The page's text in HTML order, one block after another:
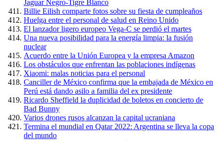
Jaguar Negro-Tigre Blanco
Billie Eilish comparte fotos sobre su fiesta de cumpleaños
Huelga entre el personal de salud en Reino Unido
El lanzador ligero europeo Vega-C se perdió el martes
Una nueva posibilidad para la energía limpia: la fusión
nuclear
Acuerdo entre la Unión Europea y la empresa Amazon
Los obstáculos que enfrentan las poblaciones indígenas
Xiaomi: malas noticias para el personal
Canciller de México confirma que la embajada de México en
Perú está dando asilo a familia del ex presidente
Ricardo Sheffield la duplicidad de boletos en concierto de
Bad Bunny
Varios drones rusos alcanzan la capital ucraniana
Termina el mundial en Qatar 2022: Argentina se lleva la copa
del mundo